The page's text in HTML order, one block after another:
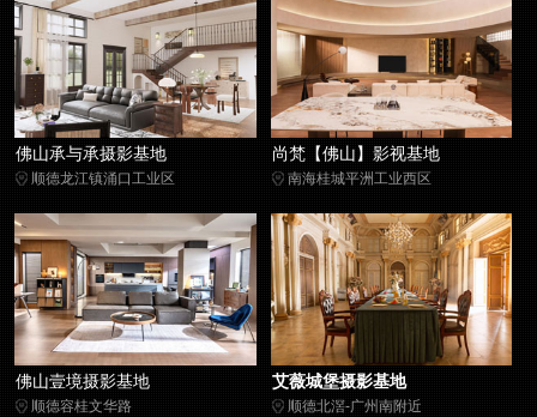
佛山承与承摄影基地
顺德龙江镇涌口工业区
尚梵【佛山】影视基地
南海桂城平洲工业西区
佛山壹境摄影基地
顺德容桂文华路
艾薇城堡摄影基地
顺德北滘-广州南附近